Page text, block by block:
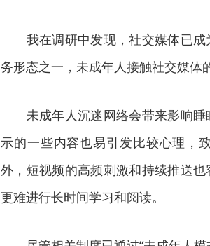
我在调研中发现，社交媒体已成
务形态之一，未成年人接触社交媒体
未成年人沉迷网络会带来影响睡
示的一些内容也易引发比较心理，
外，短视频的高频刺激和持续推送
更难进行长时间学习和阅读。